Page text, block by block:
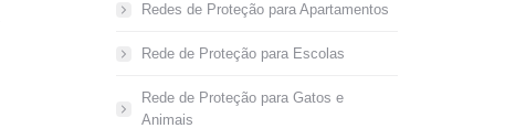
Redes de Proteção para Apartamentos
Rede de Proteção para Escolas
Rede de Proteção para Gatos e
Animais